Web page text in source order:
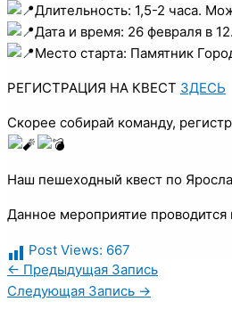
Длительность: 1,5-2 часа.
Дата и время: 26 февраля в
Место старта: Памятник
РЕГИСТРАЦИЯ НА КВЕСТ ЗДЕСЬ
Скорее собирай команду,
Наш пешеходный квест по
Данное мероприятие
Post Views: 667
← Предыдущая Запись
Следующая Запись →